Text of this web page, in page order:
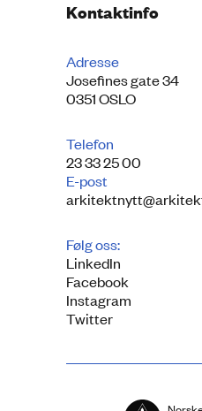
Kontaktinfo
Adresse
Josefines gate 34
0351 OSLO
Telefon
23 33 25 00
E-post
Følg oss:
LinkedIn
Facebook
Instagram
Twitter